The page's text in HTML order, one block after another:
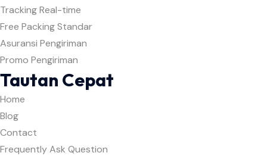
Tracking Real-time
Free Packing Standar
Asuransi Pengiriman
Promo Pengiriman
Tautan Cepat
Home
Blog
Contact
Frequently Ask Question